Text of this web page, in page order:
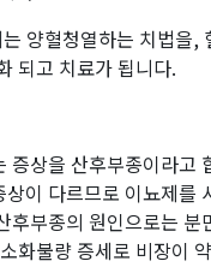
양혈청열하는 치법을,
되고 치료가 됩니다.
상을 산후부종이라고
이 다르므로 이뇨제를
부종의 원인으로는 분
화불량 증세로 비장이